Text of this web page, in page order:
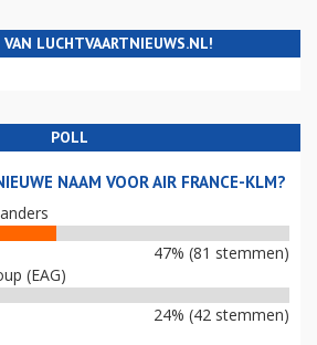
VAN LUCHTVAARTNIEUWS.NL!
POLL
NAAM VOOR AIR FRANCE-KLM?
47% (81 stemmen)
(EAG)
24% (42 stemmen)